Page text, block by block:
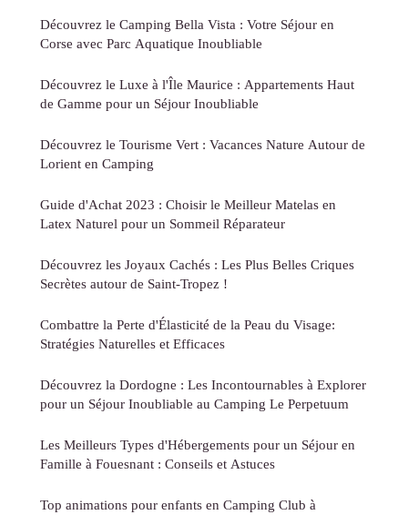
Découvrez le Camping Bella Vista : Votre Séjour en
Corse avec Parc Aquatique Inoubliable
Découvrez le Luxe à l'Île Maurice : Appartements Haut
de Gamme pour un Séjour Inoubliable
Découvrez le Tourisme Vert : Vacances Nature Autour de
Lorient en Camping
Guide d'Achat 2023 : Choisir le Meilleur Matelas en
Latex Naturel pour un Sommeil Réparateur
Découvrez les Joyaux Cachés : Les Plus Belles Criques
Secrètes autour de Saint-Tropez !
Combattre la Perte d'Élasticité de la Peau du Visage:
Stratégies Naturelles et Efficaces
Découvrez la Dordogne : Les Incontournables à Explorer
pour un Séjour Inoubliable au Camping Le Perpetuum
Les Meilleurs Types d'Hébergements pour un Séjour en
Famille à Fouesnant : Conseils et Astuces
Top animations pour enfants en Camping Club à